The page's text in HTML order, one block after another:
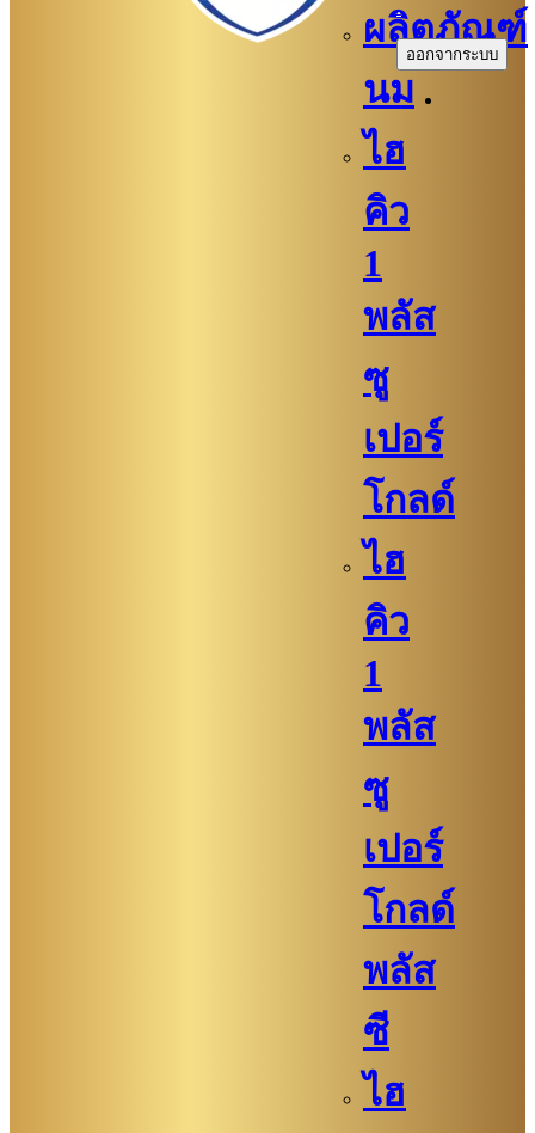
ผลิตภัณฑ์
นม
ไฮ
คิว
1
พลัส
ซู
เปอร์
โกลด์
ไฮ
คิว
1
พลัส
ซู
เปอร์
โกลด์
พลัส
ซี
ไฮ
.
ออกจากระบบ